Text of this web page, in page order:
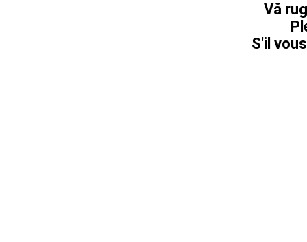
Vă
S'il